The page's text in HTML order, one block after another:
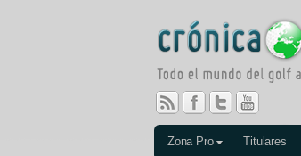
Zona Pro Titulares